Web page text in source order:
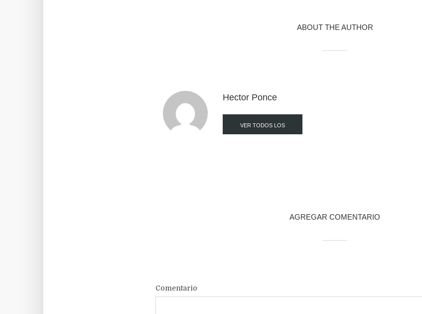
ABOUT THE AUTHOR
Hector Ponce
VER TODOS LOS
AGREGAR COMENTARIO
Comentario